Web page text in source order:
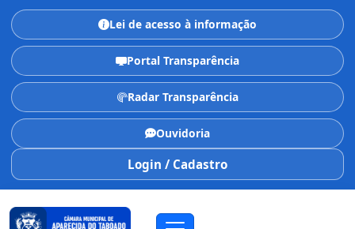
Lei de acesso à informação
Portal Transparência
Radar Transparência
Ouvidoria
Login / Cadastro